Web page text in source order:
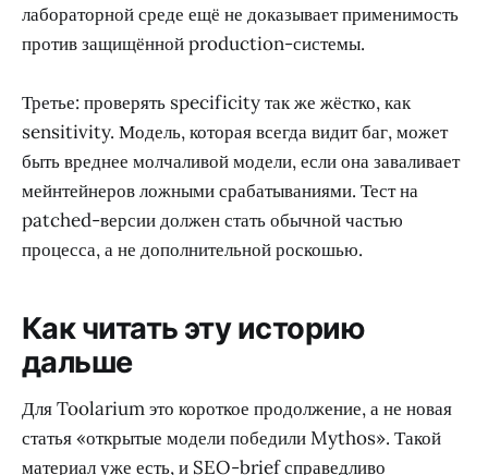
лабораторной среде ещё не доказывает применимость
против защищённой production-системы.
Третье: проверять specificity так же жёстко, как
sensitivity. Модель, которая всегда видит баг, может
быть вреднее молчаливой модели, если она заваливает
мейнтейнеров ложными срабатываниями. Тест на
patched-версии должен стать обычной частью
процесса, а не дополнительной роскошью.
Как читать эту историю
дальше
Для Toolarium это короткое продолжение, а не новая
статья «открытые модели победили Mythos». Такой
материал уже есть, и SEO-brief справедливо